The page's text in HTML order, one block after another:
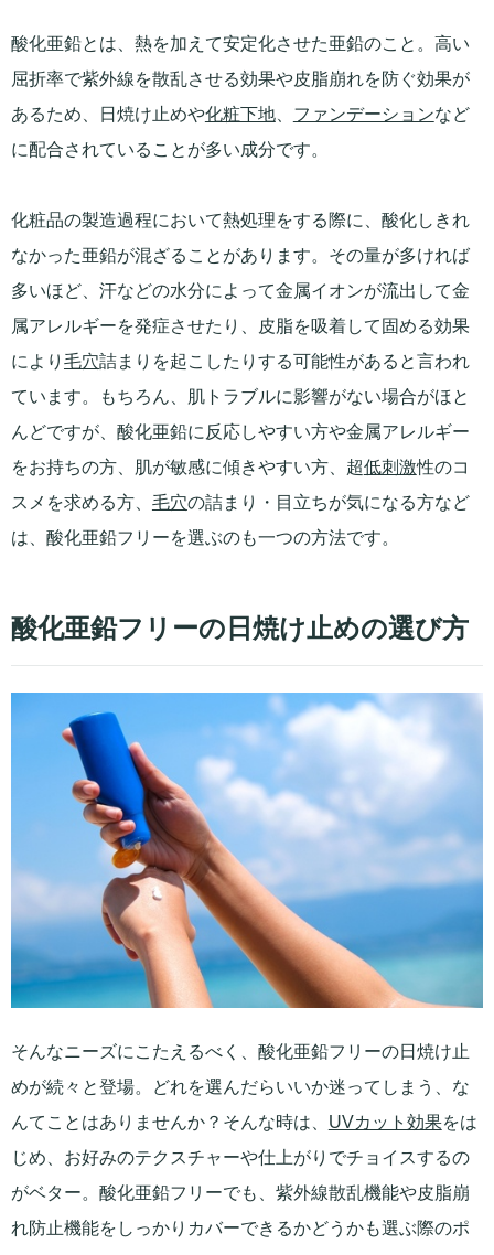
酸化亜鉛とは、熱を加えて安定化させた亜鉛のこと。高い
屈折率で紫外線を散乱させる効果や皮脂崩れを防ぐ効果が
あるため、日焼け止めや化粧下地、 ファンデーションなど
に配合されていることが多い成分です。
化粧品の製造過程において熱処理をする際に、酸化しきれ
なかった亜鉛が混ざることがあります。その量が多ければ
多いほど、汗などの水分によって金属イオンが流出して金
属アレルギーを発症させたり、皮脂を吸着して固める効果
により 毛穴詰まりを起こしたりする可能性があると言われ
ています。もちろん、肌トラブルに影響がない場合がほと
んどですが、酸化亜鉛に反応しやすい方や金属アレルギー
をお持ちの方、肌が敏感に傾きやすい方、超低刺激性のコ
スメを求める方、 毛穴の詰まり・目立ちが気になる方など
は、酸化亜鉛フリーを選ぶのも一つの方法です。
酸化亜鉛フリーの日焼け止めの選び方
そんなニーズにこたえるべく、酸化亜鉛フリーの日焼け止
めが続々と登場。どれを選んだらいいか迷ってしまう、な
んてことはありませんか？そんな時は、 UVカット効果をは
じめ、お好みのテクスチャーや仕上がりでチョイスするの
がベター。酸化亜鉛フリーでも、紫外線散乱機能や皮脂崩
れ防止機能をしっかりカバーできるかどうかも選ぶ際のポ